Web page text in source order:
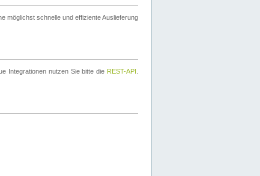
möglichst schnelle und effiziente Auslieferung
Integrationen nutzen Sie bitte die REST-API